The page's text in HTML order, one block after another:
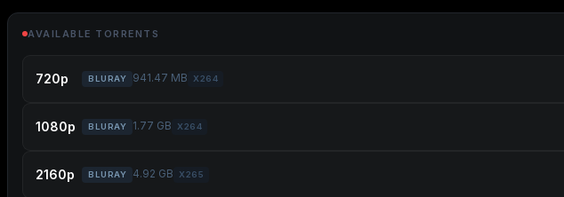
AVAILABLE TORRENTS
720p BLURAY 941.47 MB X264
1080p BLURAY 1.77 GB X264
2160p BLURAY 4.92 GB X265